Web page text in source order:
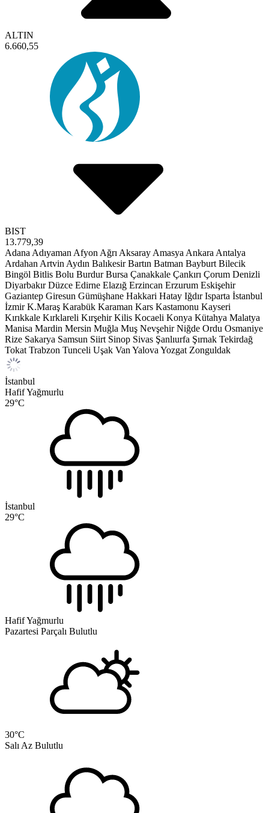
ALTIN
6.660,55
BIST
13.779,39
Adana Adıyaman Afyon Ağrı Aksaray Amasya Ankara Antalya
Ardahan Artvin Aydın Balıkesir Bartın Batman Bayburt Bilecik
Bingöl Bitlis Bolu Burdur Bursa Çanakkale Çankırı Çorum Denizli
Diyarbakır Düzce Edirne Elazığ Erzincan Erzurum Eskişehir
Gaziantep Giresun Gümüşhane Hakkari Hatay Iğdır Isparta İstanbul
İzmir K.Maraş Karabük Karaman Kars Kastamonu Kayseri
Kırıkkale Kırklareli Kırşehir Kilis Kocaeli Konya Kütahya Malatya
Manisa Mardin Mersin Muğla Muş Nevşehir Niğde Ordu Osmaniye
Rize Sakarya Samsun Siirt Sinop Sivas Şanlıurfa Şırnak Tekirdağ
Tokat Trabzon Tunceli Uşak Van Yalova Yozgat Zonguldak
İstanbul
Hafif Yağmurlu
29°C
İstanbul
29°C
Hafif Yağmurlu
Pazartesi Parçalı Bulutlu
30°C
Salı Az Bulutlu